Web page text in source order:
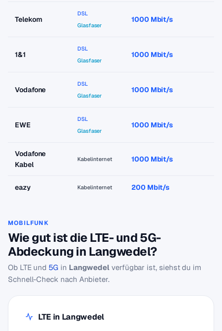
Telekom
DSL
Glasfaser
1000 Mbit/s
1&1
DSL
Glasfaser
1000 Mbit/s
Vodafone
DSL
Glasfaser
1000 Mbit/s
EWE
DSL
Glasfaser
1000 Mbit/s
Vodafone
Kabel
Kabelinternet 1000 Mbit/s
eazy Kabelinternet 200 Mbit/s
MOBILFUNK
Wie gut ist die LTE- und 5G-
Abdeckung in Langwedel?
Ob LTE und 5G in Langwedel verfügbar ist, siehst du im
Schnell-Check nach Anbieter.
LTE in Langwedel